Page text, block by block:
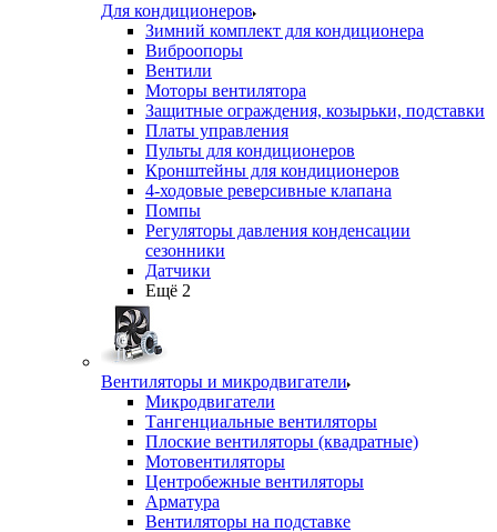
Для кондиционеров
Зимний комплект для кондиционера
Виброопоры
Вентили
Моторы вентилятора
Защитные ограждения, козырьки, подставки
Платы управления
Пульты для кондиционеров
Кронштейны для кондиционеров
4-ходовые реверсивные клапана
Помпы
Регуляторы давления конденсации
сезонники
Датчики
Ещё 2
Вентиляторы и микродвигатели
Микродвигатели
Тангенциальные вентиляторы
Плоские вентиляторы (квадратные)
Мотовентиляторы
Центробежные вентиляторы
Арматура
Вентиляторы на подставке